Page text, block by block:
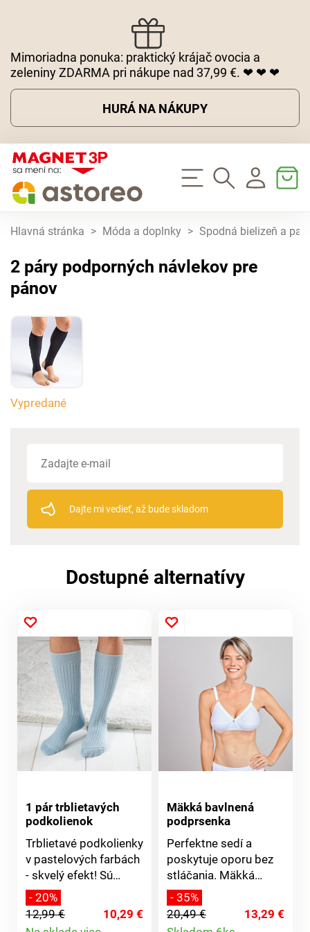
Mimoriadna ponuka: praktický krájač ovocia a
zeleniny ZDARMA pri nákupe nad 37,99 €. ❤ ❤ ❤
HURÁ NA NÁKUPY
Hlavná stránka > Móda a doplnky > Spodná bielizeň a
2 páry podporných návlekov pre
pánov
Vypredané
Dajte mi vedieť, až bude skladom
Dostupné alternatívy
1 pár trblietavých
podkolienok
Trblietavé podkolienky
v pastelových farbách
- skvelý efekt! Sú
fantastické na
nosenie: jemne
rebrované a vysoko
- 20%
12,99 €
10,29 €
Mäkká bavlnená
podprsenka
Perfektne sedí a
poskytuje oporu bez
stláčania. Mäkká
podprsenka šetrná k
pokožke z mäkkej
bavlny s košíčkami
- 35%
20,49 €
13,29 €
Detail